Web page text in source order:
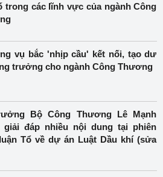
trong các lĩnh vực của ngành Công
vụ bắc 'nhịp cầu' kết nối, tạo dư
trưởng cho ngành Công Thương
Bộ Công Thương Lê Mạnh
giải đáp nhiều nội dung tại phiên
Tổ về dự án Luật Dầu khí (sửa